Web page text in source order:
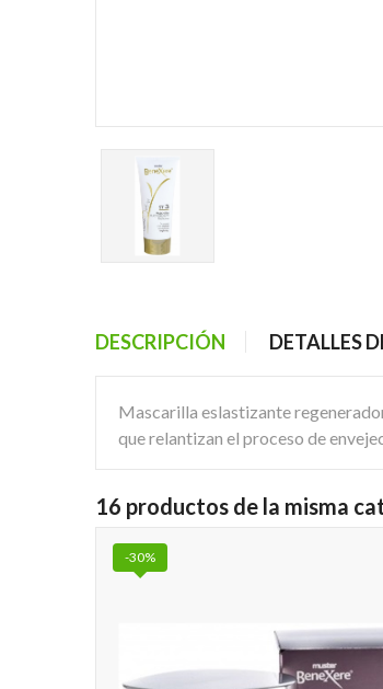
DESCRIPCIÓN DETALLES
Mascarilla eslastizante
que relantizan el proceso de
16 productos de la misma
-30%